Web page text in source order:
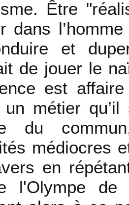
Être
dans
et
de jouer le
est
un métier
du
médiocres
en
l'Olympe de